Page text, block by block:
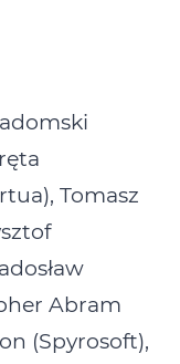
Tomasz
Abram
(Spyrosoft),